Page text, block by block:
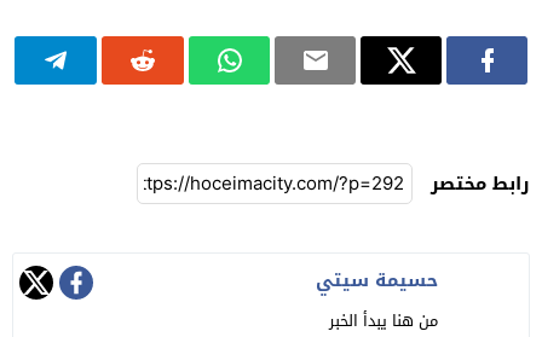
رابط مختصر
حسيمة سيتي
من هنا يبدأ الخبر